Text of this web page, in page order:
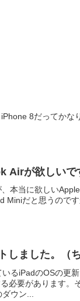
8だってかな
Airが欲しいで
本当に欲しい
Miniだと思うので
しました。（
るiPadのOSの更
必要があります。
ウン...